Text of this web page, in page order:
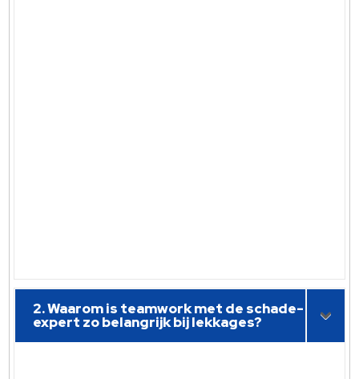
2. Waarom is teamwork met de schade-
expert zo belangrijk bij lekkages?